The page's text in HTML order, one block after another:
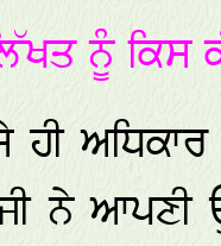
ਨੂੰ
ਅਧਿਕਾਰ
ਨੇ ਆਪਣੀ